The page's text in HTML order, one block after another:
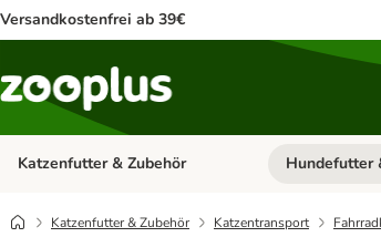
Versandkostenfrei ab 39€
Katzenfutter & Zubehör Kategorie-
Hundefutter
Katzenfutter & Zubehör Katzentransport